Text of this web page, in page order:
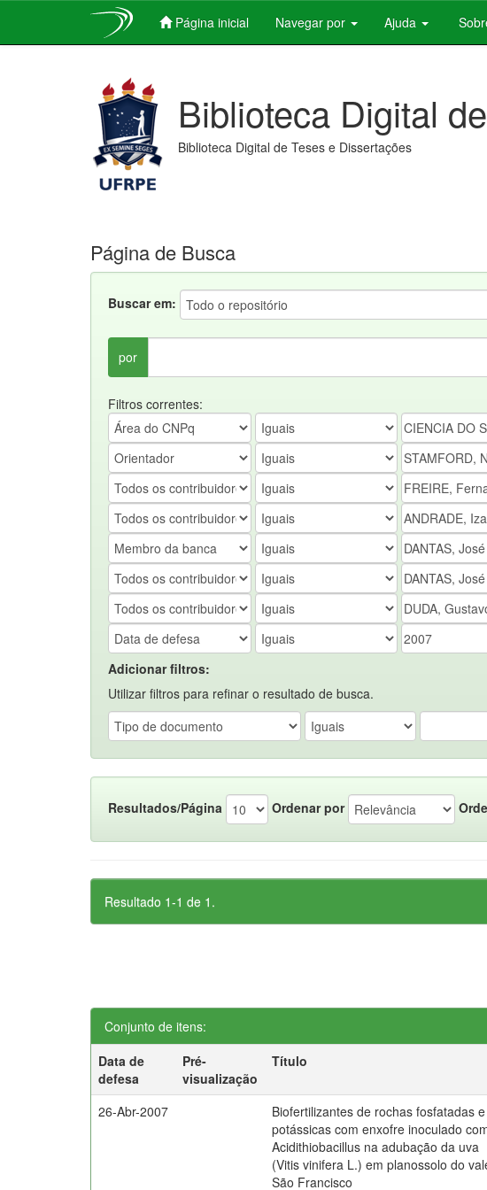
Página inicial Navegar por Ajuda
Biblioteca Digital
Biblioteca Digital de Teses e Dissertações
Página de Busca
Buscar em:
por
Filtros correntes:
Adicionar filtros:
Utilizar filtros para refinar o resultado de busca.
Resultados/Página Ordenar por
Resultado 1-1 de 1.
Conjunto de itens:
Data de
defesa
Pré-
visualização
Título
26-Abr-2007
Biofertilizantes de rochas fosfatadas e
potássicas com enxofre inoculado
Acidithiobacillus na adubação da uva
(Vitis vinifera L.) em planossolo do
São Francisco